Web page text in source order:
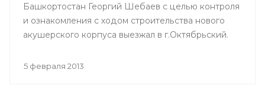
Башкортостан Георгий Шебаев с целью контроля
и ознакомления с ходом строительства нового
акушерского корпуса выезжал в г.Октябрьский.
5 февраля 2013